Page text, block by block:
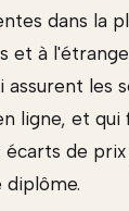
dans la
et à
assurent les
ligne, et qui
écarts de
diplôme.